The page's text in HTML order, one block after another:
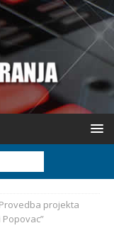
Provedba projekta